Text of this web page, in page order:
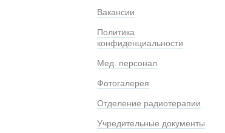
Вакансии
Политика
конфиденциальности
Мед. персонал
Фотогалерея
Отделение радиотерапии
Учредительные документы